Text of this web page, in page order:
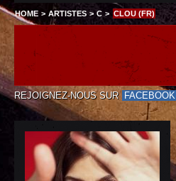
HOME > ARTISTES > C > CLOU (FR)
REJOIGNEZ-NOUS SUR FACEBOOK